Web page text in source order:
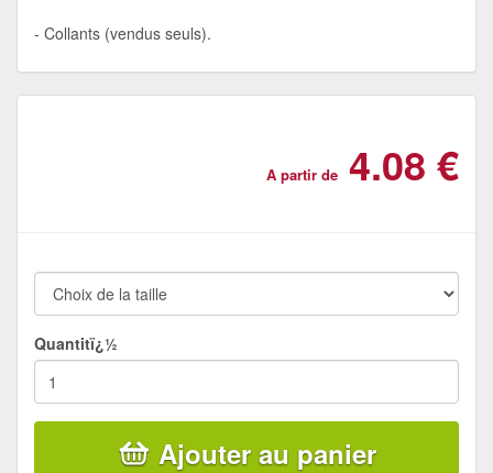
Collants (vendus seuls).
A partir de 4.08 €
Quantitï¿½
Ajouter au panier